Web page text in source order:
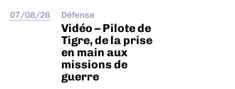
07/08/26 Défense
Vidéo – Pilote de
Tigre, de la prise
en main aux
missions de
guerre